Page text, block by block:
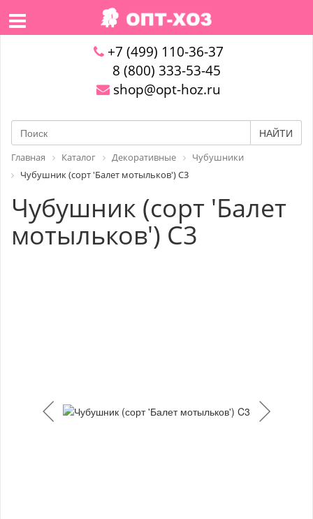
+7 (499) 110-36-37
8 (800) 333-53-45
shop@opt-hoz.ru
НАЙТИ
Главная Каталог Декоративные
Чубушники
Чубушник (сорт 'Балет мотыльков') C3
Чубушник (сорт 'Балет
мотыльков') C3